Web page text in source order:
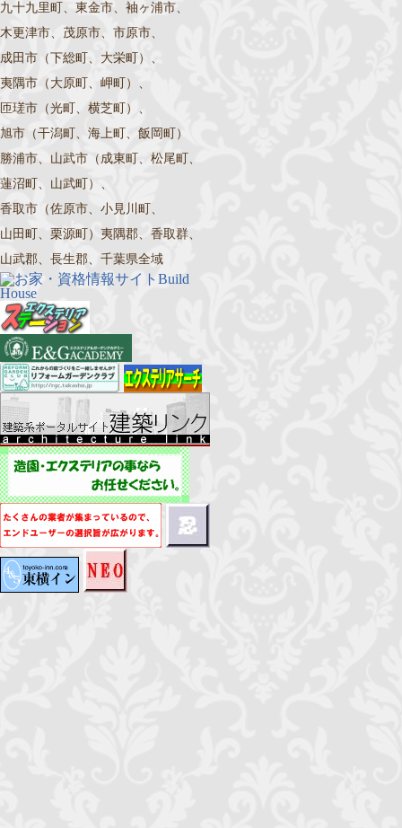
九十九里町、東金市、袖ヶ浦市、
木更津市、茂原市、市原市、
成田市（下総町、大栄町）、
夷隅市（大原町、岬町）、
匝瑳市（光町、横芝町）、
旭市（干潟町、海上町、飯岡町）
勝浦市、山武市（成東町、松尾町、
蓮沼町、山武町）、
香取市（佐原市、小見川町、
山田町、栗源町）夷隅郡、香取群、
山武郡、長生郡、千葉県全域